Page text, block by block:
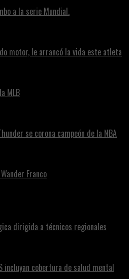
a la serie Mundial.
motor, le arrancó la vida este atleta
MLB
se corona campeón de la NBA
Franco
dirigida a técnicos regionales
incluyan cobertura de salud mental